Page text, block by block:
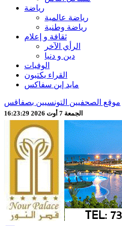
رياضة
رياضة عالمية
رياضة وطنية
ثقافة و إعلام
الرأي الآخر
دين و دنيا
الوفيات
القراء يكتبون
مايد إين سفاكس
موقع الصحفيين التونسيين بصفاقس
الجمعة 7 أوت 2026 16:23:31